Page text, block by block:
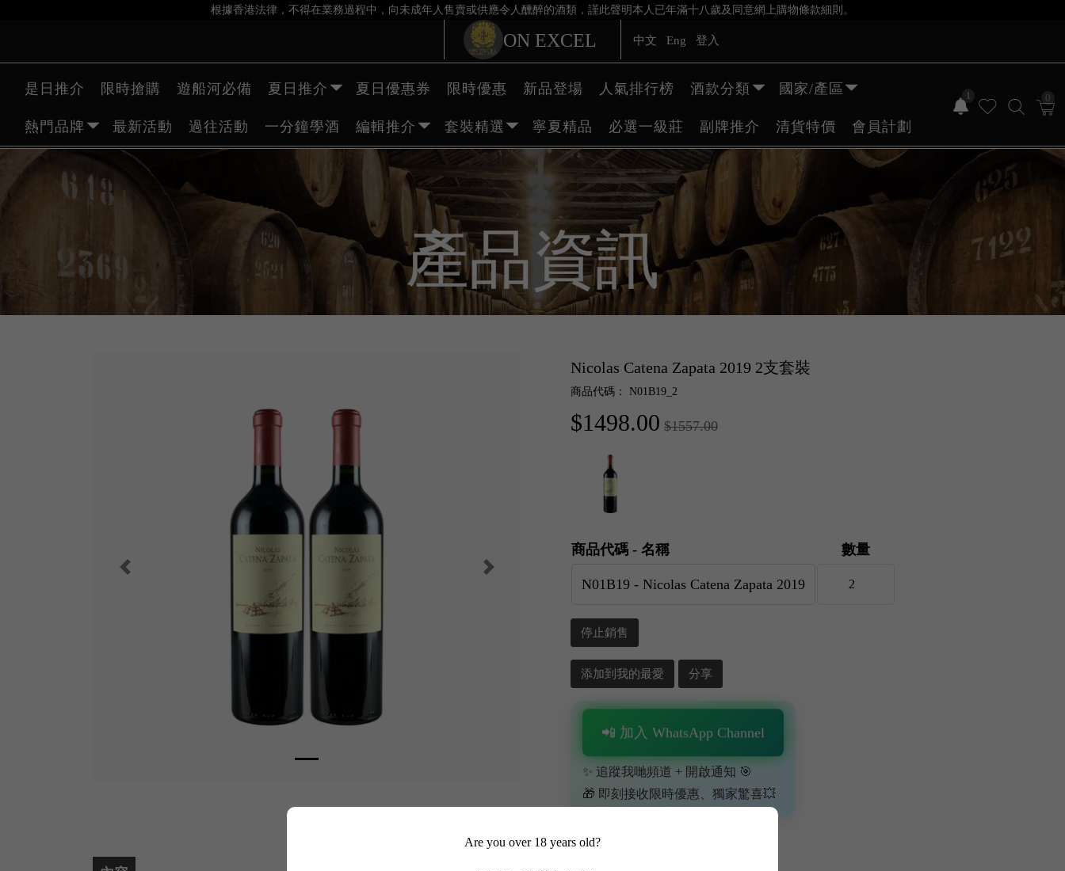
根據香港法律，不得在業務過程中，向未成年人售賣或供應令人醺醉的酒類，謹此聲明本人已年滿十八歲及同意網上購物條款細則。
ON EXCEL 中文 Eng 登入
1 0
是日推介 限時搶購 遊船河必備 夏日推介 夏日優惠券 限時優惠 新品登場 人氣排行榜 酒款分類 國家/產區
熱門品牌 最新活動 過往活動 一分鐘學酒 編輯推介 套裝精選 寧夏精品 必選一級莊 副牌推介 清貨特價 會員計劃
Are you over 18 years old?
產品資訊
Nicolas Catena Zapata 2019 2支套裝
商品代碼： N01B19_2
$1498.00 $1557.00
商品代碼 - 名稱 數量
停止銷售
添加到我的最愛 分享
📲 加入 WhatsApp Channel
✨ 追蹤我哋頻道 + 開啟通知 🎯
🎁 即刻接收限時優惠、獨家驚喜💥